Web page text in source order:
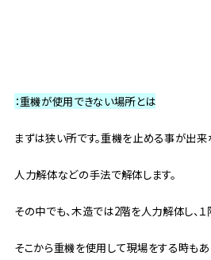
：重機が使用できない場所とは
まずは狭い所です。重機を止める事が出来
人力解体などの手法で解体します。
その中でも、木造では2階を人力解体し、
そこから重機を使用して現場をする時もあ